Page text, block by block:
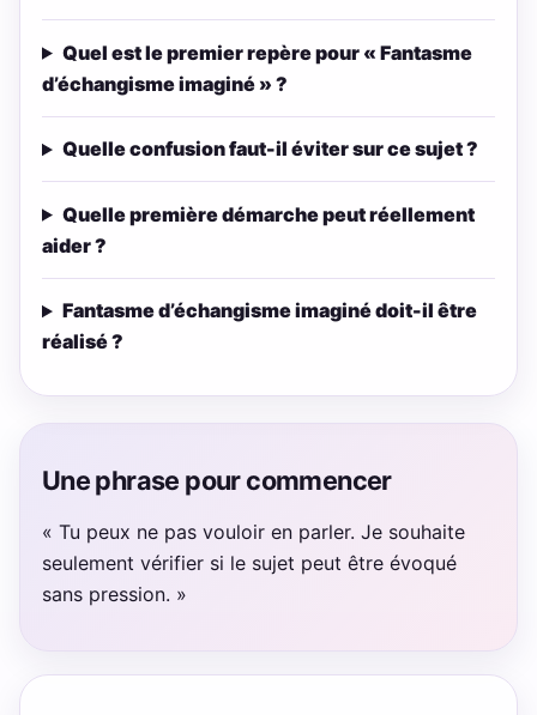
Quel est le premier repère pour « Fantasme
d’échangisme imaginé » ?
Quelle confusion faut-il éviter sur ce sujet ?
Quelle première démarche peut réellement
aider ?
Fantasme d’échangisme imaginé doit-il être
réalisé ?
Une phrase pour commencer
« Tu peux ne pas vouloir en parler. Je souhaite
seulement vérifier si le sujet peut être évoqué
sans pression. »